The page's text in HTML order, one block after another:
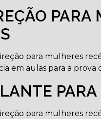
PARA
para mulheres
em aulas para a prova
para mulheres